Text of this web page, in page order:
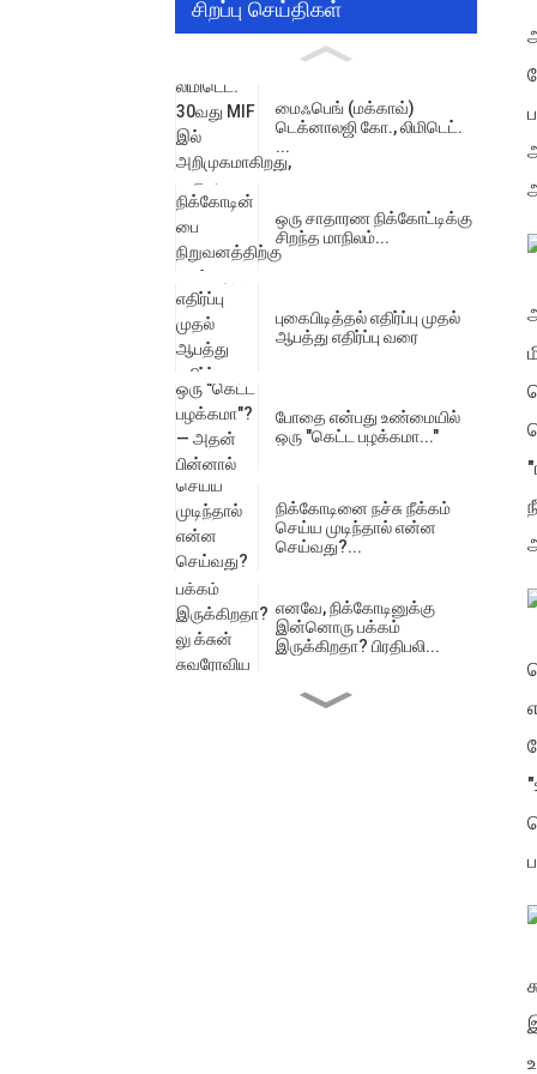
சிறப்பு செய்திகள்
மைஃபெங் (மக்காவ்)
டெக்னாலஜி கோ., லிமிடெட்.
...
ஒரு சாதாரண நிக்கோட்டிக்கு
சிறந்த மாநிலம்...
புகைபிடித்தல் எதிர்ப்பு முதல்
ஆபத்து எதிர்ப்பு வரை
போதை என்பது உண்மையில்
ஒரு "கெட்ட பழக்கமா..."
நிக்கோடினை நச்சு நீக்கம்
செய்ய முடிந்தால் என்ன
செய்வது?...
எனவே, நிக்கோடினுக்கு
இன்னொரு பக்கம்
இருக்கிறதா? பிரதிபலி...